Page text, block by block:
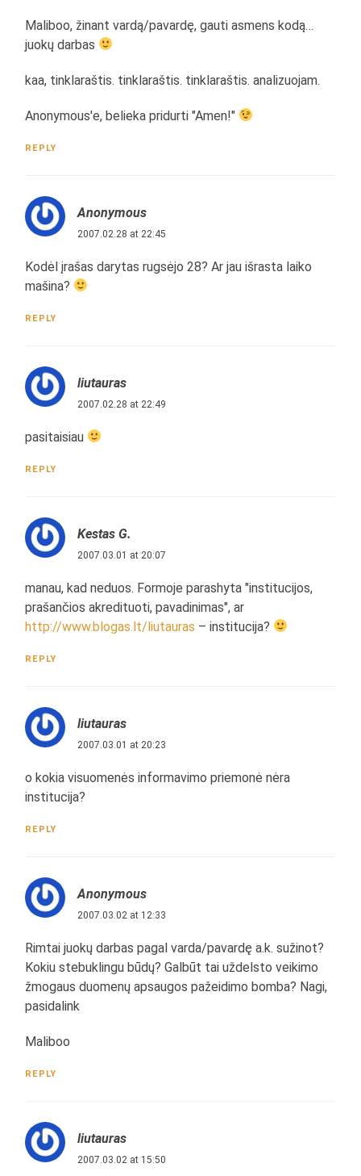
Maliboo, žinant vardą/pavardę, gauti asmens kodą…
juokų darbas
kaa, tinklaraštis. tinklaraštis. tinklaraštis. analizuojam.
Anonymous'e, belieka pridurti "Amen!"
REPLY
Anonymous
2007.02.28 at 22:45
Kodėl įrašas darytas rugsėjo 28? Ar jau išrasta laiko
mašina?
REPLY
liutauras
2007.02.28 at 22:49
pasitaisiau
REPLY
Kestas G.
2007.03.01 at 20:07
manau, kad neduos. Formoje parashyta "institucijos,
prašančios akredituoti, pavadinimas", ar
http://www.blogas.lt/liutauras – institucija?
REPLY
liutauras
2007.03.01 at 20:23
o kokia visuomenės informavimo priemonė nėra
institucija?
REPLY
Anonymous
2007.03.02 at 12:33
Rimtai juokų darbas pagal varda/pavardę a.k. sužinot?
Kokiu stebuklingu būdų? Galbūt tai uždelsto veikimo
žmogaus duomenų apsaugos pažeidimo bomba? Nagi,
pasidalink
Maliboo
REPLY
liutauras
2007.03.02 at 15:50